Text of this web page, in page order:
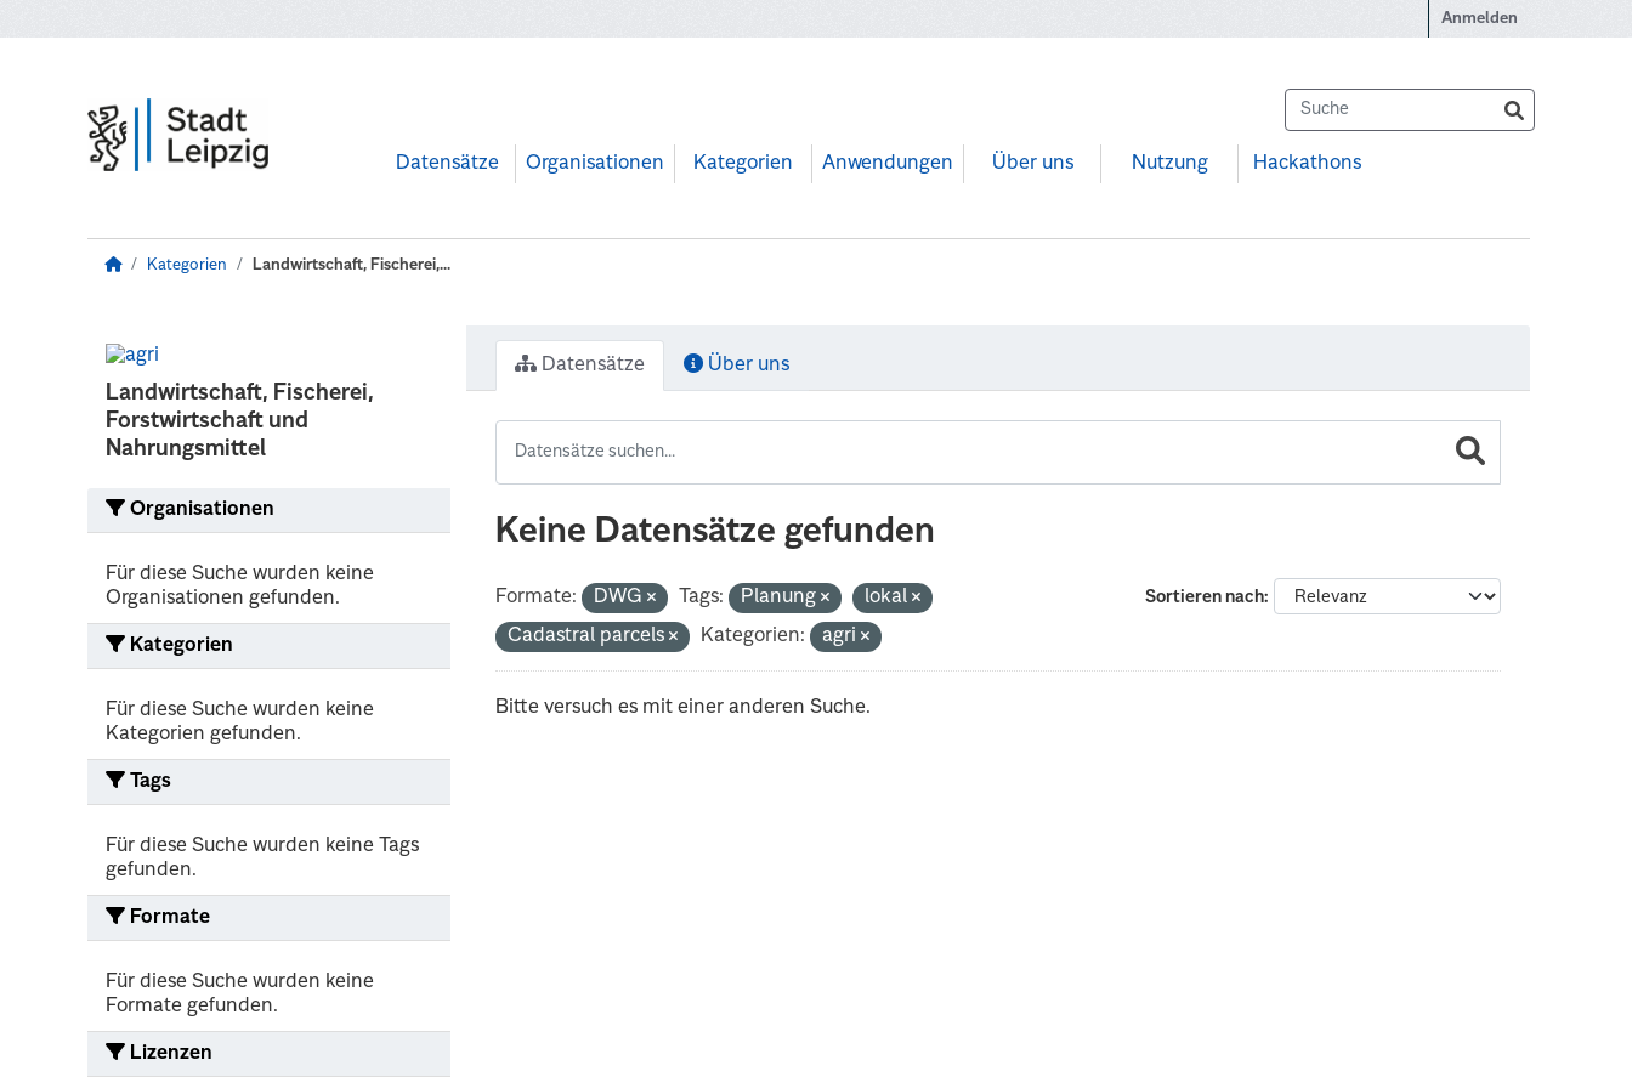
Anmelden
Datensätze Organisationen Kategorien Anwendungen Über uns Nutzung Hackathons
Kategorien Landwirtschaft, Fischerei,...
Landwirtschaft, Fischerei,
Forstwirtschaft und
Nahrungsmittel
Organisationen
Für diese Suche wurden keine
Organisationen gefunden.
Kategorien
Für diese Suche wurden keine
Kategorien gefunden.
Tags
Für diese Suche wurden keine Tags
gefunden.
Formate
Für diese Suche wurden keine
Formate gefunden.
Lizenzen
Datensätze Über uns
Keine Datensätze gefunden
Sortieren nach
Formate: DWG Tags: Planung
lokal
Cadastral parcels
Kategorien: agri
Bitte versuch es mit einer anderen Suche.